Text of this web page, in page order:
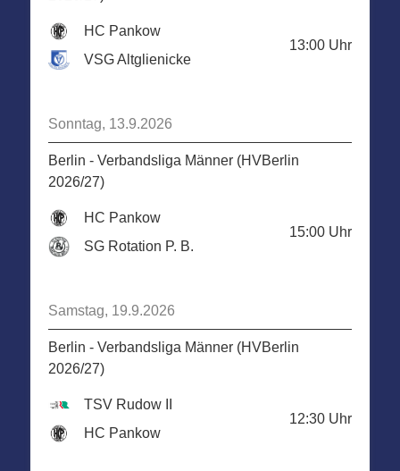
HC Pankow
VSG Altglienicke
13:00 Uhr
Sonntag, 13.9.2026
Berlin - Verbandsliga Männer (HVBerlin
2026/27)
HC Pankow
SG Rotation P. B.
15:00 Uhr
Samstag, 19.9.2026
Berlin - Verbandsliga Männer (HVBerlin
2026/27)
TSV Rudow II
HC Pankow
12:30 Uhr